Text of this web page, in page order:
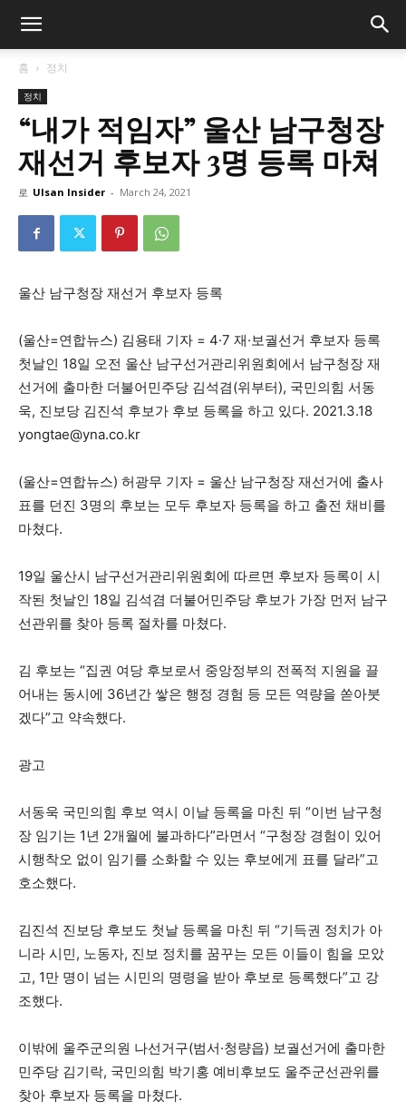
홈 정치
정치
“내가 적임자” 울산 남구청장
재선거 후보자 3명 등록 마쳐
로 Ulsan Insider - March 24, 2021
울산 남구청장 재선거 후보자 등록
(울산=연합뉴스) 김용태 기자 = 4·7 재·보궐선거 후보자 등록
첫날인 18일 오전 울산 남구선거관리위원회에서 남구청장 재
선거에 출마한 더불어민주당 김석겸(위부터), 국민의힘 서동
욱, 진보당 김진석 후보가 후보 등록을 하고 있다. 2021.3.18
yongtae@yna.co.kr
(울산=연합뉴스) 허광무 기자 = 울산 남구청장 재선거에 출사
표를 던진 3명의 후보는 모두 후보자 등록을 하고 출전 채비를
마쳤다.
19일 울산시 남구선거관리위원회에 따르면 후보자 등록이 시
작된 첫날인 18일 김석겸 더불어민주당 후보가 가장 먼저 남구
선관위를 찾아 등록 절차를 마쳤다.
김 후보는 “집권 여당 후보로서 중앙정부의 전폭적 지원을 끌
어내는 동시에 36년간 쌓은 행정 경험 등 모든 역량을 쏟아붓
겠다”고 약속했다.
광고
서동욱 국민의힘 후보 역시 이날 등록을 마친 뒤 “이번 남구청
장 임기는 1년 2개월에 불과하다”라면서 “구청장 경험이 있어
시행착오 없이 임기를 소화할 수 있는 후보에게 표를 달라”고
호소했다.
김진석 진보당 후보도 첫날 등록을 마친 뒤 “기득권 정치가 아
니라 시민, 노동자, 진보 정치를 꿈꾸는 모든 이들이 힘을 모았
고, 1만 명이 넘는 시민의 명령을 받아 후보로 등록했다”고 강
조했다.
이밖에 울주군의원 나선거구(범서·청량읍) 보궐선거에 출마한
민주당 김기락, 국민의힘 박기홍 예비후보도 울주군선관위를
찾아 후보자 등록을 마쳤다.